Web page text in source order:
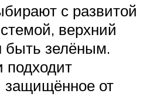
с развитой
верхний
быть зелёным.
подходит
защищённое от